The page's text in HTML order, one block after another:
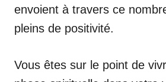
envoient à travers ce
pleins de positivité.
Vous êtes sur le point de